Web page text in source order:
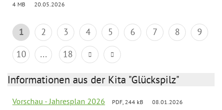
4 MB
20.05.2026
1 2 3 4 5 6 7 8
9
10
... 18
Informationen aus der Kita "Glückspilz"
Vorschau - Jahresplan 2026 PDF, 244 kB 08.01.2026